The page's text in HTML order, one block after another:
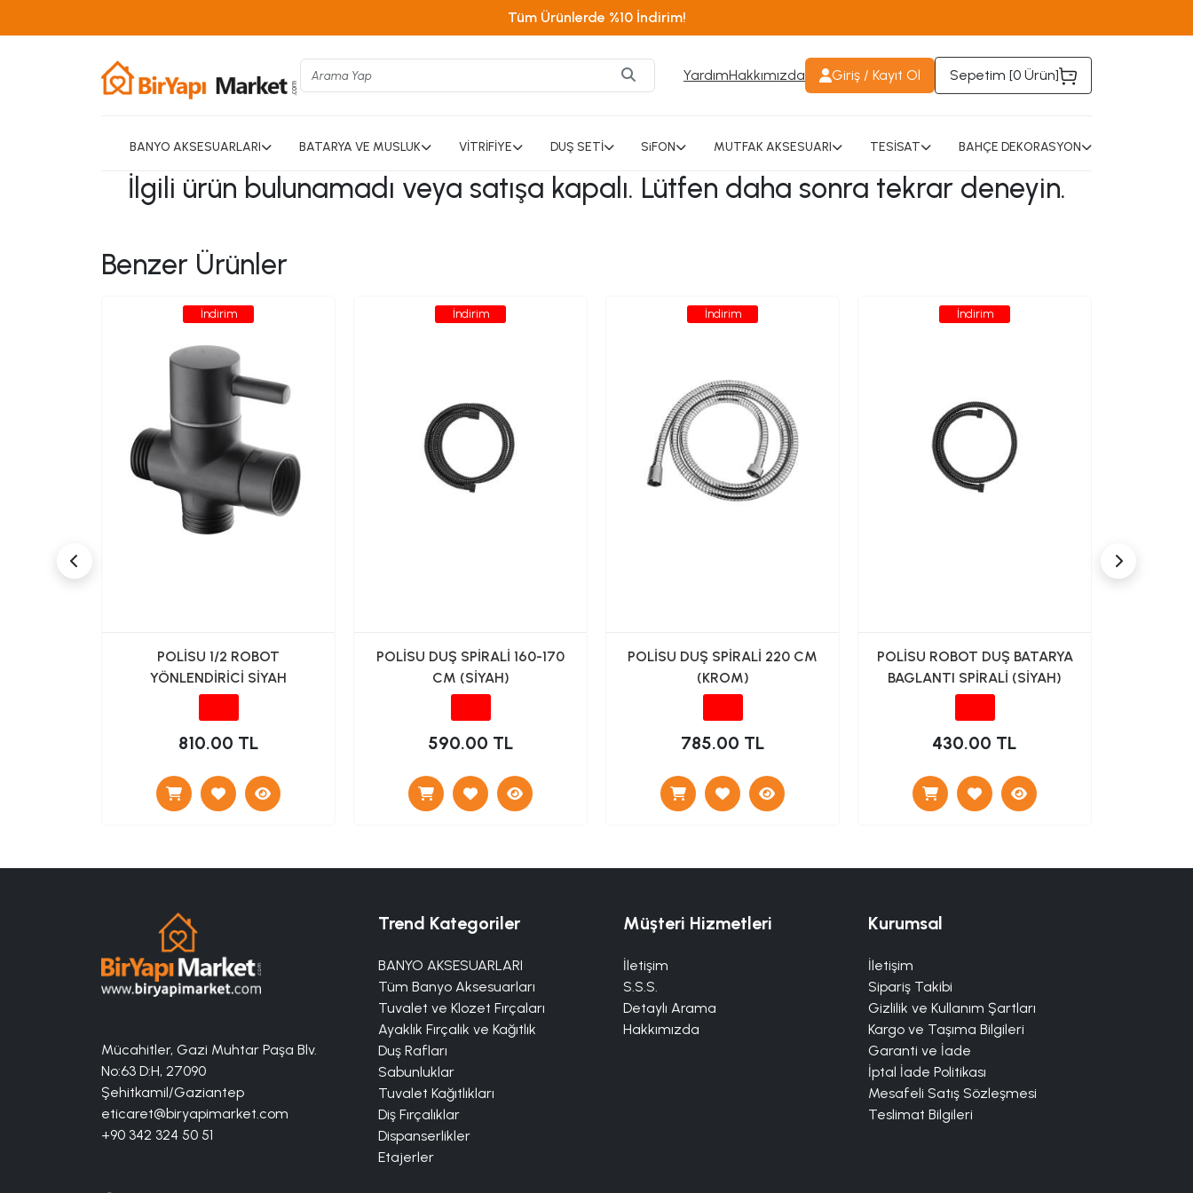
Tüm Ürünlerde %10 İndirim!
YardımHakkımızda Giriş / Kayıt Ol Sepetim [0 Ürün]
BANYO AKSESUARLARI BATARYA VE MUSLUK VİTRİFİYE DUŞ SETİ SiFON MUTFAK AKSESUARI TESİSAT BAHÇE DEKORASYON
İlgili ürün bulunamadı veya satışa kapalı. Lütfen daha sonra tekrar deneyin.
Benzer Ürünler
İndirim
POLİSU 1/2 ROBOT
YÖNLENDİRİCİ SİYAH
810.00 TL
İndirim
POLİSU DUŞ SPİRALİ 160-170
CM (SİYAH)
590.00 TL
İndirim
POLİSU DUŞ SPİRALİ 220 CM
(KROM)
785.00 TL
İndirim
POLİSU ROBOT DUŞ BATARYA
BAGLANTI SPİRALİ (SİYAH)
430.00 TL
Mücahitler, Gazi Muhtar Paşa Blv.
No:63 D:H, 27090
Şehitkamil/Gaziantep
eticaret@biryapimarket.com
+90 342 324 50 51
Trend Kategoriler
BANYO AKSESUARLARI
Tüm Banyo Aksesuarları
Tuvalet ve Klozet Fırçaları
Ayaklık Fırçalık ve Kağıtlık
Duş Rafları
Sabunluklar
Tuvalet Kağıtlıkları
Diş Fırçalıklar
Dispanserlikler
Etajerler
Kurumsal
İletişim
Sipariş Takibi
Gizlilik ve Kullanım Şartları
Kargo ve Taşıma Bilgileri
Garanti ve İade
İptal İade Politikası
Mesafeli Satış Sözleşmesi
Teslimat Bilgileri
Müşteri Hizmetleri
İletişim
S.S.S.
Detaylı Arama
Hakkımızda